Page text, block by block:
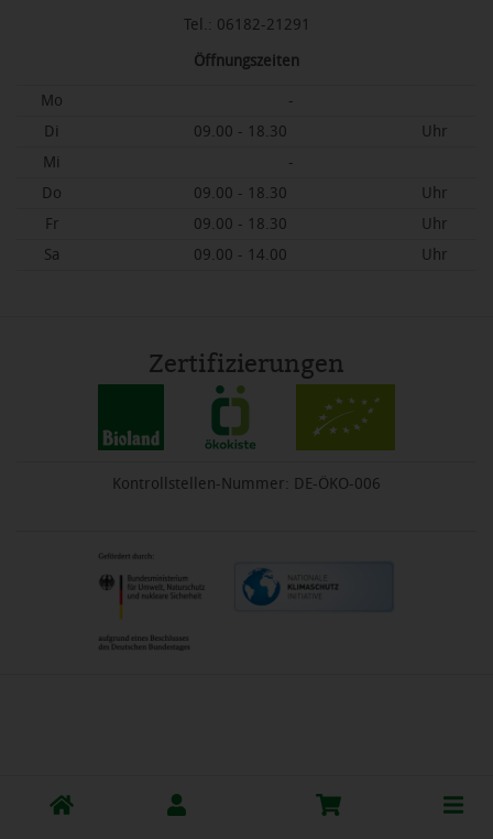
Tel.: 06182-21291
Öffnungszeiten
Mo
-
Di
09.00 - 18.30
Uhr
Mi
-
Do
09.00 - 18.30
Uhr
Fr
09.00 - 18.30
Uhr
Sa
09.00 - 14.00 Uhr
Zertifizierungen
Kontrollstellen-Nummer: DE-ÖKO-006
Toggle